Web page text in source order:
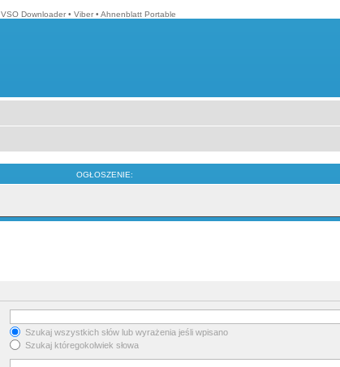
VSO Downloader • Viber • Ahnenblatt Portable
OGŁOSZENIE:
Szukaj wszystkich słów lub wyrażenia jeśli wpisano
Szukaj któregokolwiek słowa